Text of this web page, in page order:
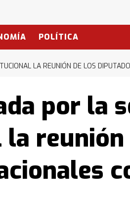
POLÍTICA
LA REUNIÓN DE LOS
por la
reunión